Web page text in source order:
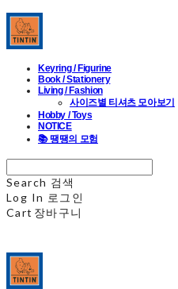
Keyring / Figurine
Book / Stationery
Living / Fashion
사이즈별 티셔츠 모아보기
Hobby / Toys
NOTICE
📚 땡땡의 모험
Search 검색
Log In 로그인
Cart 장바구니